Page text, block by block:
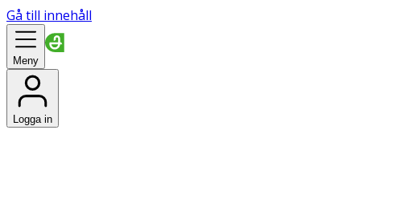
Gå till innehåll
Meny
Logga in